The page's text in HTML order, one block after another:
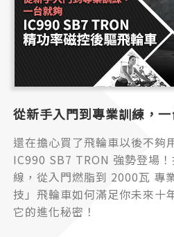
從新手入門到專業訓練，
還在擔心買了飛輪車以後不夠
IC990 SB7 TRON 強勢登場
線，從入門燃脂到 2000瓦 專
技」飛輪車如何滿足你未來十
它的進化秘密！